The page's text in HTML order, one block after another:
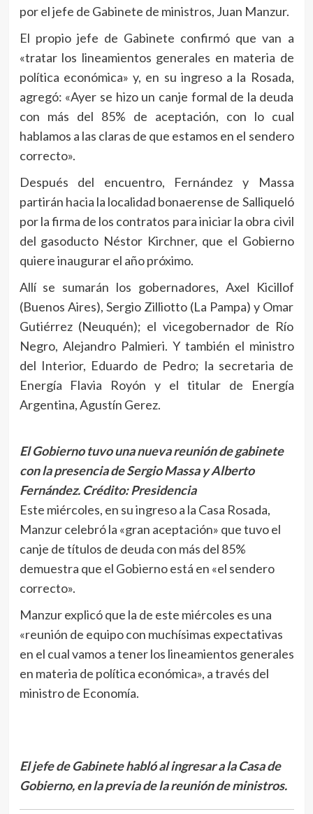
por el jefe de Gabinete de ministros, Juan Manzur.
El propio jefe de Gabinete confirmó que van a
«tratar los lineamientos generales en materia de
política económica» y, en su ingreso a la Rosada,
agregó: «Ayer se hizo un canje formal de la deuda
con más del 85% de aceptación, con lo cual
hablamos a las claras de que estamos en el sendero
correcto».
Después del encuentro, Fernández y Massa
partirán hacia la localidad bonaerense de Salliqueló
por la firma de los contratos para iniciar la obra civil
del gasoducto Néstor Kirchner, que el Gobierno
quiere inaugurar el año próximo.
Allí se sumarán los gobernadores, Axel Kicillof
(Buenos Aires), Sergio Zilliotto (La Pampa) y Omar
Gutiérrez (Neuquén); el vicegobernador de Río
Negro, Alejandro Palmieri. Y también el ministro
del Interior, Eduardo de Pedro; la secretaria de
Energía Flavia Royón y el titular de Energía
Argentina, Agustín Gerez.
El Gobierno tuvo una nueva reunión de gabinete
con la presencia de Sergio Massa y Alberto
Fernández. Crédito: Presidencia
Este miércoles, en su ingreso a la Casa Rosada,
Manzur celebró la «gran aceptación» que tuvo el
canje de títulos de deuda con más del 85%
demuestra que el Gobierno está en «el sendero
correcto».
Manzur explicó que la de este miércoles es una
«reunión de equipo con muchísimas expectativas
en el cual vamos a tener los lineamientos generales
en materia de política económica», a través del
ministro de Economía.
El jefe de Gabinete habló al ingresar a la Casa de
Gobierno, en la previa de la reunión de ministros.